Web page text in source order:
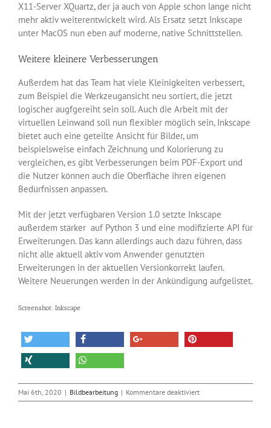
X11-Server XQuartz, der ja auch von Apple schon lange nicht
mehr aktiv weiterentwickelt wird. Als Ersatz setzt Inkscape
unter MacOS nun eben auf moderne, native Schnittstellen.
Weitere kleinere Verbesserungen
Außerdem hat das Team hat viele Kleinigkeiten verbessert,
zum Beispiel die Werkzeugansicht neu sortiert, die jetzt
logischer augfgereiht sein soll. Auch die Arbeit mit der
virtuellen Leinwand soll nun flexibler möglich sein, Inkscape
bietet auch eine geteilte Ansicht für Bilder, um
beispielsweise einfach Zeichnung und Kolorierung zu
vergleichen, es gibt Verbesserungen beim PDF-Export und
die Nutzer können auch die Oberfläche ihren eigenen
Bedürfnissen anpassen.
Mit der jetzt verfügbaren Version 1.0 setzte Inkscape
außerdem stärker auf Python 3 und eine modifizierte API für
Erweiterungen. Das kann allerdings auch dazu führen, dass
nicht alle aktuell aktiv vom Anwender genutzten
Erweiterungen in der aktuellen Versionkorrekt laufen.
Weitere Neuerungen werden in der Ankündigung aufgelistet.
Screenshot: Inkscape
Mai 6th, 2020 | Bildbearbeitung | Kommentare deaktiviertfür
Inkscape